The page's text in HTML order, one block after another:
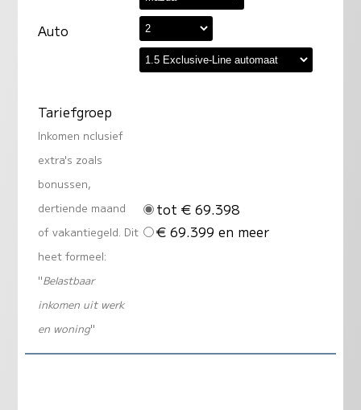
Auto
Tariefgroep
Inkomen nclusief
extra's zoals
bonussen,
dertiende maand
of vakantiegeld. Dit
heet formeel:
"Belastbaar
inkomen uit werk
en woning"
tot € 69.398
€ 69.399 en meer